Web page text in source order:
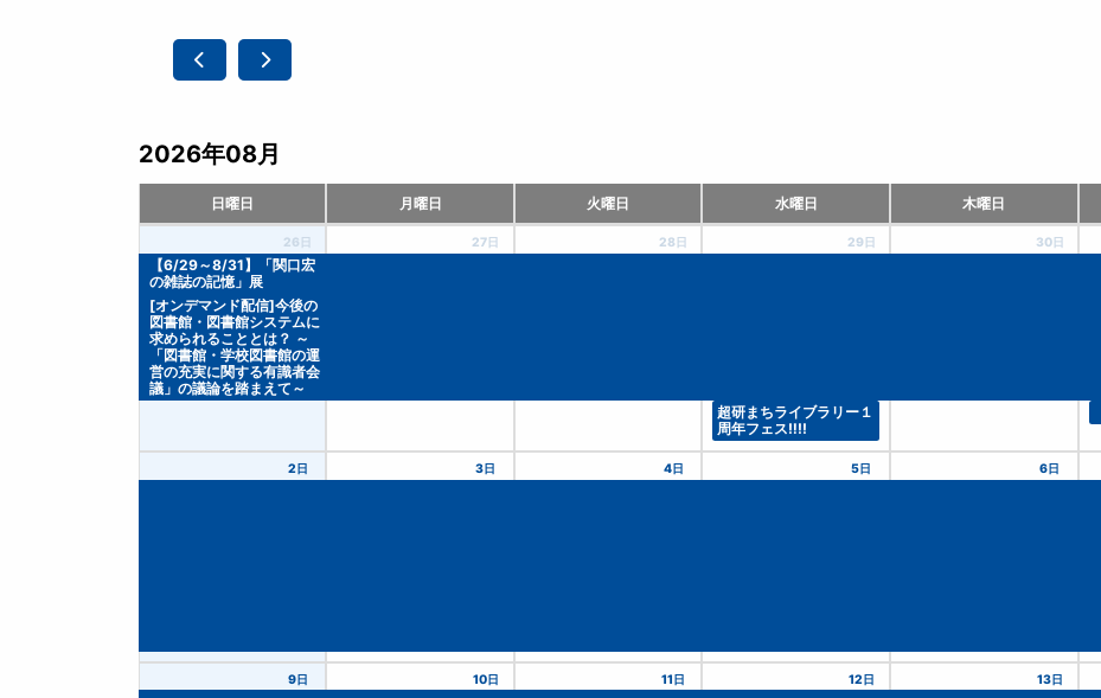
2026年08月
日曜日 月曜日 火曜日 水曜日 木曜日
26日
【6/29～8/31】「関口宏
の雑誌の記憶」展
[オンデマンド配信]今後の
図書館・図書館システムに
求められることとは？ ～
「図書館・学校図書館の運
営の充実に関する有識者会
議」の議論を踏まえて～
27日 28日 29日
超研まちライブラリー１
周年フェス‼!!
30日
2日 3日 4日 5日 6日
9日 10日 11日 12日 13日